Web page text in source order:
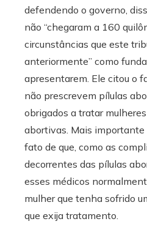
defendendo o governo,
não “chegaram a 160
circunstâncias que este
anteriormente” como
apresentarem. Ele citou o
não prescrevem pílulas
obrigados a tratar
abortivas. Mais importante
fato de que, como as
decorrentes das pílulas
esses médicos
mulher que tenha sofrido
que exija tratamento.